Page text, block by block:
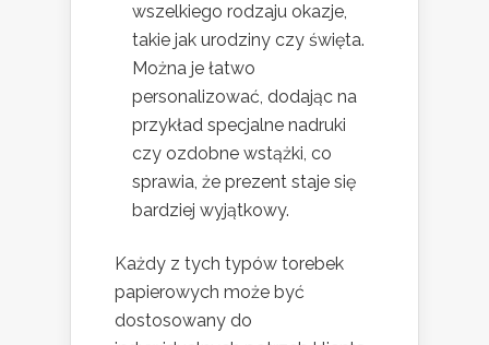
wszelkiego rodzaju okazje,
takie jak urodziny czy święta.
Można je łatwo
personalizować, dodając na
przykład specjalne nadruki
czy ozdobne wstążki, co
sprawia, że prezent staje się
bardziej wyjątkowy.
Każdy z tych typów torebek
papierowych może być
dostosowany do